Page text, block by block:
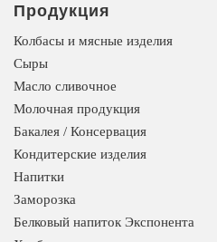
Продукция
Колбасы и мясные изделия
Сыры
Масло сливочное
Молочная продукция
Бакалея / Консервация
Кондитерские изделия
Напитки
Заморозка
Белковый напиток Экспонента